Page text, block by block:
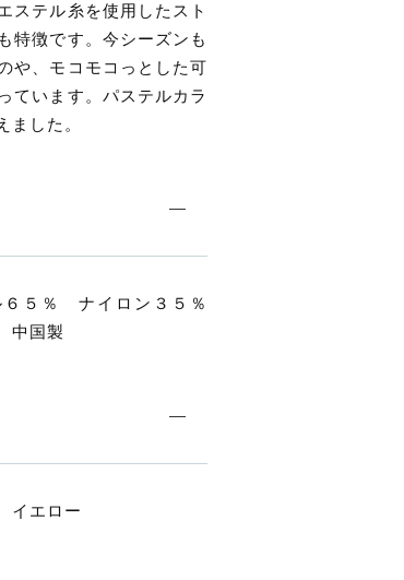
ステル糸を使用したスト
特徴です。今シーズンも
や、モコモコっとした可
ています。パステルカラ
ました。
５％ ナイロン３５％
中国製
エロー